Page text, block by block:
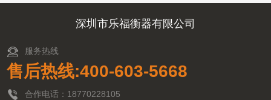
深圳市乐福衡器有限公司
服务热线
售后热线:400-603-5668
合作电话：18770228105